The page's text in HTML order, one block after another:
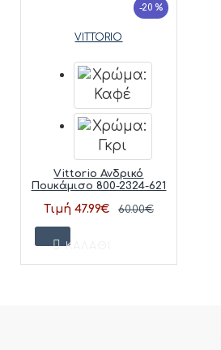
-20 %
VITTORIO
Vittorio Ανδρικό
Πουκάμισο 800-2324-621
Τιμή 47.99€ 60.00€
ΚΑΛΆΘΙ